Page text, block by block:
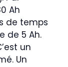
Ah
de temps
de 5 Ah.
un
Un